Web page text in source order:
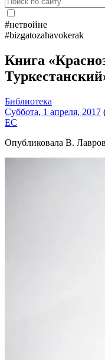
#нетвойне
#bizgatozahavokerak
Книга
Библиотека
Суббота, 1 апреля, 2017
EC
Опубликовала В.